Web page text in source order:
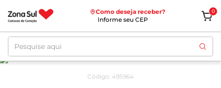
Como deseja receber?
Informe seu CEP
0
Pesquise aqui
Código: 495964